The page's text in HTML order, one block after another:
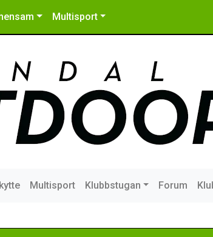
Multisport
Multisport Klubbstugan Forum